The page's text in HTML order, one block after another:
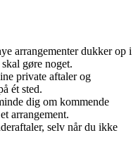
arrangementer dukker op i
gøre noget.
private aftaler og
ét sted.
dig om kommende
arrangement.
selv når du ikke